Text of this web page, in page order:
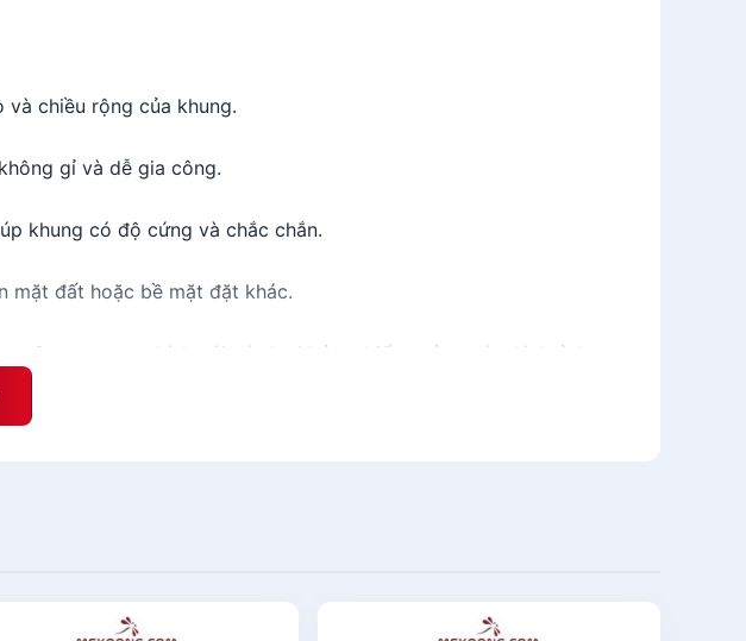
chiều rộng của khung.
gỉ và dễ gia công.
khung có độ cứng và chắc chắn.
mặt đất hoặc bề mặt đặt khác.
8mm, tương thích với các loại bảng, biển quảng cáo, hình ảnh